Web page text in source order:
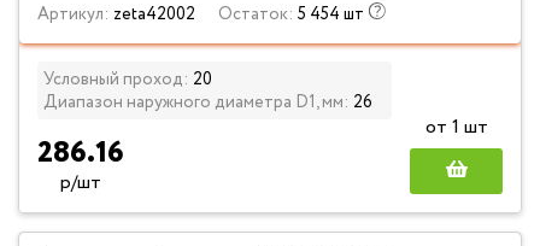
Артикул: zeta42002 Остаток: 5 454 шт
Условный проход: 20
Диапазон наружного диаметра D1, мм: 26
286.16
р/шт
от 1 шт